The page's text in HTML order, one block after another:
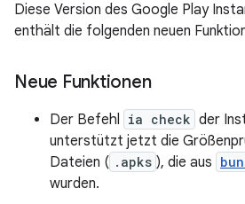
Diese Version des Google Play
enthält die folgenden neuen
Neue Funktionen
Der Befehl ia check der
unterstützt jetzt die
Dateien ( .apks ), die aus
wurden.